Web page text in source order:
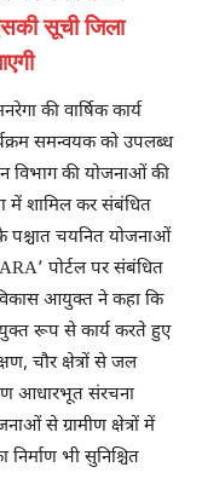
सूची जिला
की वार्षिक कार्य
समन्वयक को उपलब्ध
विभाग की योजनाओं की
में शामिल कर संबंधित
पश्चात चयनित योजनाओं
पोर्टल पर संबंधित
आयुक्त ने कहा कि
रूप से कार्य करते हुए
चौर क्षेत्रों से जल
आधारभूत संरचना
से ग्रामीण क्षेत्रों में
भी सुनिश्चित